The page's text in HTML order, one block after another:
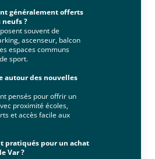
généralement offerts
?
souvent de
ascenseur, balcon
espaces communs
sport.
autour des nouvelles
pensés pour offrir un
proximité écoles,
et accès facile aux
pratiqués pour un achat
Var ?